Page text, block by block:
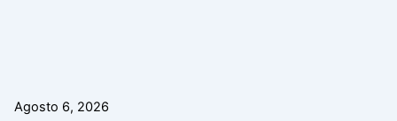
Agosto 6, 2026